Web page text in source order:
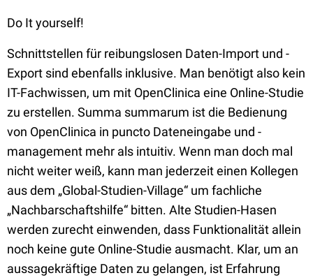
Do It yourself!
Schnittstellen für reibungslosen Daten-Import und -
Export sind ebenfalls inklusive. Man benötigt also kein
IT-Fachwissen, um mit OpenClinica eine Online-Studie
zu erstellen. Summa summarum ist die Bedienung
von OpenClinica in puncto Dateneingabe und -
management mehr als intuitiv. Wenn man doch mal
nicht weiter weiß, kann man jederzeit einen Kollegen
aus dem „Global-Studien-Village“ um fachliche
„Nachbarschaftshilfe“ bitten. Alte Studien-Hasen
werden zurecht einwenden, dass Funktionalität allein
noch keine gute Online-Studie ausmacht. Klar, um an
aussagekräftige Daten zu gelangen, ist Erfahrung